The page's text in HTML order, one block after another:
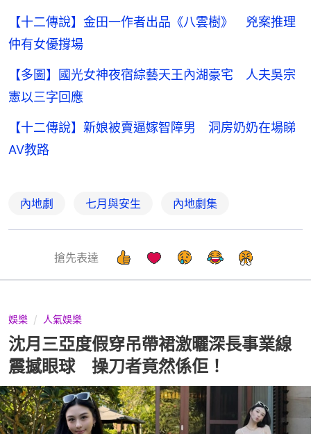
【十二傳說】金田一作者出品《八雲樹》 兇案推理
仲有女優撐場
【多圖】國光女神夜宿綜藝天王內湖豪宅 人夫吳宗
憲以三字回應
【十二傳說】新娘被賣逼嫁智障男 洞房奶奶在場睇
AV教路
內地劇 七月與安生 內地劇集
搶先表達
娛樂 人氣娛樂
沈月三亞度假穿吊帶裙激曬深長事業線
震撼眼球 操刀者竟然係佢！